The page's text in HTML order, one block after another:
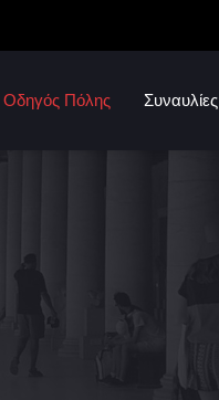
Οδηγός Πόλης Συναυλίες